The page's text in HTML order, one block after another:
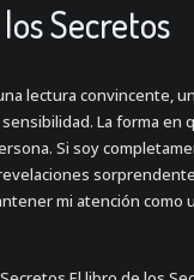
Secretos
lectura convincente,
La forma
Si soy
mi atención